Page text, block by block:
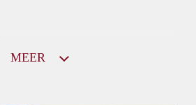
MEER